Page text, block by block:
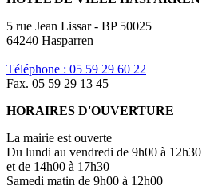
5 rue Jean Lissar - BP 50025
64240 Hasparren
Téléphone : 05 59 29 60 22
Fax. 05 59 29 13 45
HORAIRES D'OUVERTURE
La mairie est ouverte
Du lundi au vendredi de 9h00 à 12h30
et de 14h00 à 17h30
Samedi matin de 9h00 à 12h00